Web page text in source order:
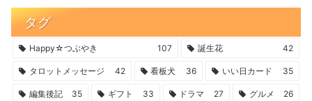
タグ
Happy☆つぶやき 107 誕生花 42
タロットメッセージ 42 看板犬 36 いい日カード 35
編集後記 35 ギフト 33 ドラマ 27 グルメ 26